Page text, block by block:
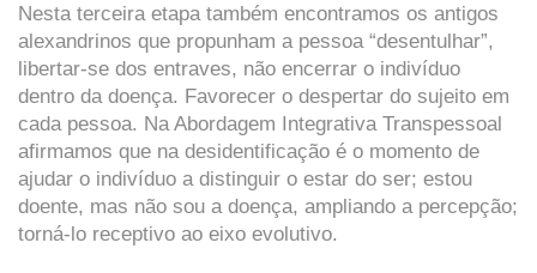
Nesta terceira etapa também encontramos os antigos
alexandrinos que propunham a pessoa “desentulhar”,
libertar-se dos entraves, não encerrar o indivíduo
dentro da doença. Favorecer o despertar do sujeito em
cada pessoa. Na Abordagem Integrativa Transpessoal
afirmamos que na desidentificação é o momento de
ajudar o indivíduo a distinguir o estar do ser; estou
doente, mas não sou a doença, ampliando a percepção;
torná-lo receptivo ao eixo evolutivo.